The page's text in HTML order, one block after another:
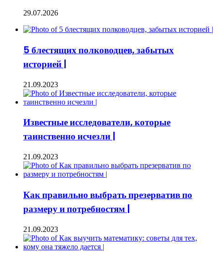
29.07.2026
5 блестящих полководцев, забытых
историей |
21.09.2023
Известные исследователи, которые
таинственно исчезли |
21.09.2023
Как правильно выбрать презерватив по
размеру и потребностям |
21.09.2023